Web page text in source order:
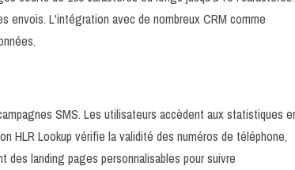
envois. L'intégration avec de nombreux CRM comme
SMS. Les utilisateurs accèdent aux statistiques
HLR Lookup vérifie la validité des numéros de téléphone,
landing pages personnalisables pour suivre